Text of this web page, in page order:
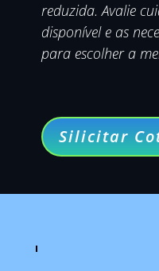
reduzida. Avalie
disponível e as
para escolher a
Silicitar